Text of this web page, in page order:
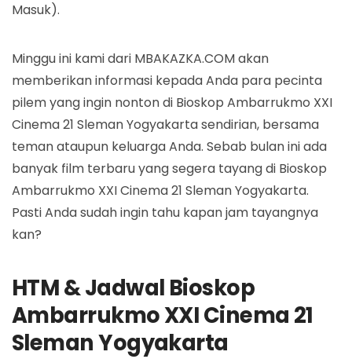
Masuk).
Minggu ini kami dari MBAKAZKA.COM akan
memberikan informasi kepada Anda para pecinta
pilem yang ingin nonton di Bioskop Ambarrukmo XXI
Cinema 21 Sleman Yogyakarta sendirian, bersama
teman ataupun keluarga Anda. Sebab bulan ini ada
banyak film terbaru yang segera tayang di Bioskop
Ambarrukmo XXI Cinema 21 Sleman Yogyakarta.
Pasti Anda sudah ingin tahu kapan jam tayangnya
kan?
HTM & Jadwal Bioskop
Ambarrukmo XXI Cinema 21
Sleman Yogyakarta